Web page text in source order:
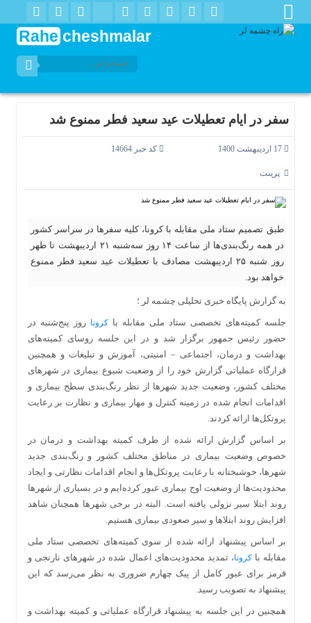
Rahe cheshmalar
سفر در ایام تعطیلات عید سعید فطر ممنوع شد
کد خبر 14664
پرینت
طبق تصمیم ستاد ملی مقابله با کرونا، کلیه سفرها در سراسر کشور
در همه رنگ‌بندی‌ها از ساعت ۱۴ روز سه‌شنبه ۲۱ اردیبهشت تا ظهر
روز شنبه ۲۵ اردیبهشت مصادف با تعطیلات عید سعید فطر ممنوع
خواهد بود.
به گزارش پایگاه خبری تحلیلی چشمه لر ؛
جلسه کمیته‌های تخصصی ستاد ملی مقابله با کرونا روز پنج‌شنبه در
حضور رئیس جمهور برگزار شد و در این جلسه روسای کمیته‌های
بهداشت و درمان، اجتماعی – امنیتی، آموزش و تبلیغات و همچنین
قرارگاه عملیاتی گزارش خود را از وضعیت شیوع بیماری در شهرهای
مختلف کشور، وضعیت جدید شهرها از نظر رنگ‌بندی سطح بیماری و
اقدامات انجام شده در زمینه کنترل و مهار بیماری و نظارت بر رعایت
پروتکل‌ها ارائه کردند.
بر اساس گزارش ارائه شده از طرف کمیته بهداشت و درمان در
خصوص وضعیت بیماری در مناطق مختلف کشور و رنگ‌بندی جدید
شهرها، خوشبختانه با رعایت پروتکل‌ها و انجام اقدامات نظارتی و ایجاد
محدودیت‌ها از وضعیت اوج بیماری عبور کرده‌ایم و در بسیاری از شهرها
روند ابتلا سیر نزولی یافته است. البته در برخی شهرها همچنان شاهد
افزایش روند ابتلاها و سیر صعودی بیماری هستیم.
بر اساس پیشنهاد ارائه شده از سوی کمیته‌های تخصصی ستاد ملی
مقابله با کرونا، تمدید محدودیت‌های اعمال شده در شهرهای نارنجی و
قرمز برای عبور کامل از پیک چهارم ضروری به نظر می‌رسد که این
پیشنهاد به تصویب رسید.
همچنین در این جلسه به پیشنهاد قرارگاه عملیاتی و کمیته بهداشت و